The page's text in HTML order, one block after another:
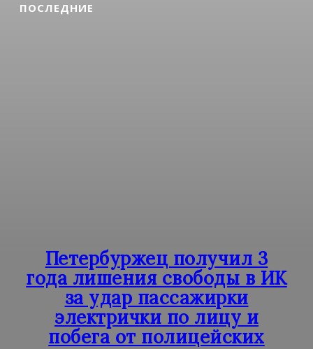
ПОСЛЕДНИЕ
Петербуржец получил 3
года лишения свободы в ИК
за удар пассажирки
электрички по лицу и
побега от полицейских